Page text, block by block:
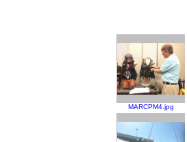
MARCPM4.jpg